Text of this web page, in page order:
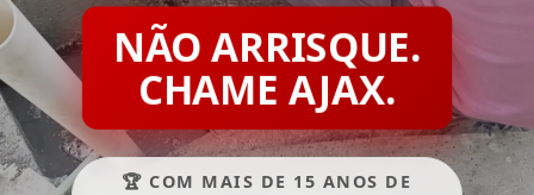
NÃO ARRISQUE.
CHAME AJAX.
🏆 COM MAIS DE 15 ANOS DE